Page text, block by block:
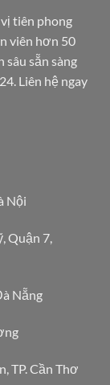
tiên phong
viên hơn 50
sẵn sàng
Liên hệ ngay
Nội
Quận 7,
Nẵng
TP. Cần Thơ